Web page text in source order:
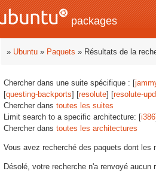
packages
» Ubuntu » Paquets » Résultats de la
Chercher dans une suite spécifique : [
[questing-backports] [resolute] [resolute-
Chercher dans toutes les suites
Limit search to a specific architecture: [i386
Chercher dans toutes les architectures
Vous avez recherché des paquets dont les
Désolé, votre recherche n'a renvoyé aucun